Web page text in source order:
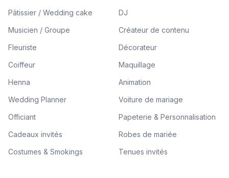
Pâtissier / Wedding cake
DJ
Musicien / Groupe
Créateur de contenu
Fleuriste
Décorateur
Coiffeur
Maquillage
Henna
Animation
Wedding Planner
Voiture de mariage
Officiant
Papeterie & Personnalisation
Cadeaux invités
Robes de mariée
Costumes & Smokings
Tenues invités